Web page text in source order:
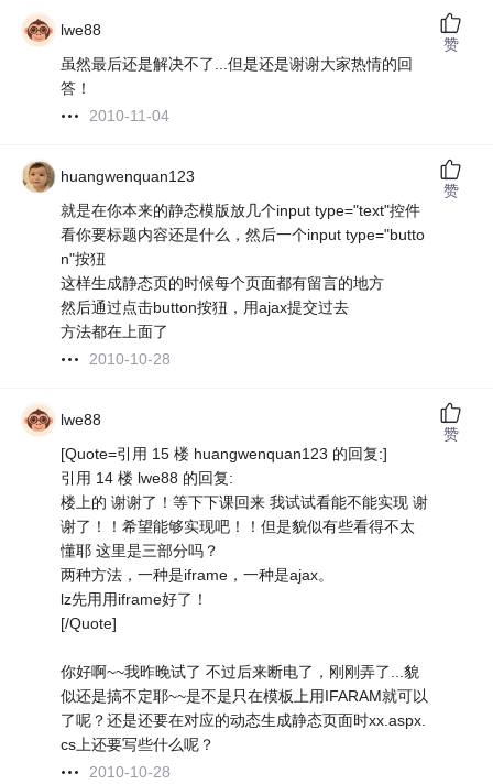
lwe88
虽然最后还是解决不了...但是还是谢谢大家热情的回
答！
2010-11-04
赞
huangwenquan123
就是在你本来的静态模版放几个input type="text"控件
看你要标题内容还是什么，然后一个input type="butto
n"按狃
这样生成静态页的时候每个页面都有留言的地方
然后通过点击button按狃，用ajax提交过去
方法都在上面了
2010-10-28
赞
lwe88
[Quote=引用 15 楼 huangwenquan123 的回复:]
引用 14 楼 lwe88 的回复:
楼上的 谢谢了！等下下课回来 我试试看能不能实现 谢
谢了！！希望能够实现吧！！但是貌似有些看得不太
懂耶 这里是三部分吗？
两种方法，一种是iframe，一种是ajax。
lz先用用iframe好了！
[/Quote]
你好啊~~我昨晚试了 不过后来断电了，刚刚弄了...貌
似还是搞不定耶~~是不是只在模板上用IFARAM就可以
了呢？还是还要在对应的动态生成静态页面时xx.aspx.
cs上还要写些什么呢？
2010-10-28
赞